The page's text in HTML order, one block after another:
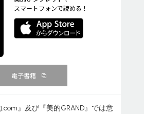
スマートフォンで読める！
電子書籍
.com』及び『美的GRAND』では意